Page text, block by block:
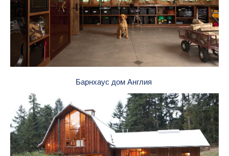
Барнхаус дом Англия